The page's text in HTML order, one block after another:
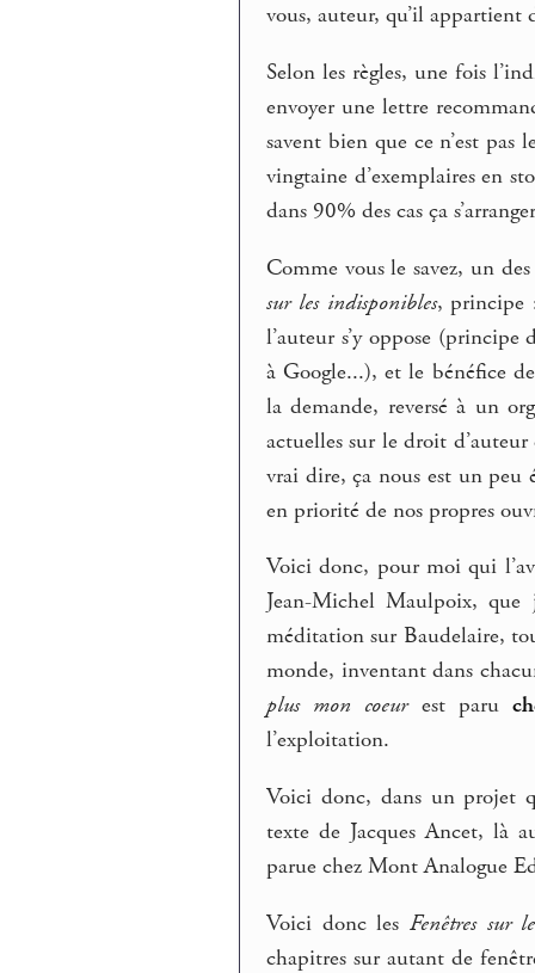
vous, auteur, qu’il appartient
Selon les règles, une fois
envoyer une lettre
savent bien que ce n’est
vingtaine d’exemplaires en
dans 90% des cas ça
Comme vous le savez, un
sur les indisponibles, principe
l’auteur s’y oppose (principe
à Google...), et le bénéfice
la demande, reversé à un
actuelles sur le droit
vrai dire, ça nous est un peu
en priorité de nos propres
Voici donc, pour moi qui
Jean-Michel Maulpoix, que
méditation sur Baudelaire,
monde, inventant dans
plus mon coeurest paru
l’exploitation.
Voici donc, dans un projet
texte de Jacques Ancet, là
parue chez Mont Analogue
Voici donc les Fenêtres sur
chapitres sur autant de